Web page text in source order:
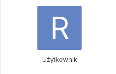
Użytkownik